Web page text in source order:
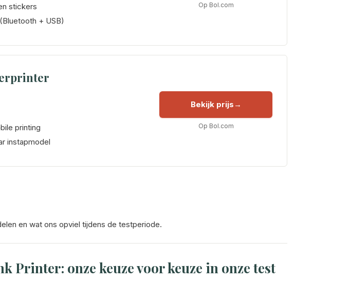
stickers
+ USB)
Op Bol.com
printing
instapmodel
Bekijk prijs
Op Bol.com
en wat ons opviel tijdens de testperiode.
Printer: onze keuze voor keuze in onze test